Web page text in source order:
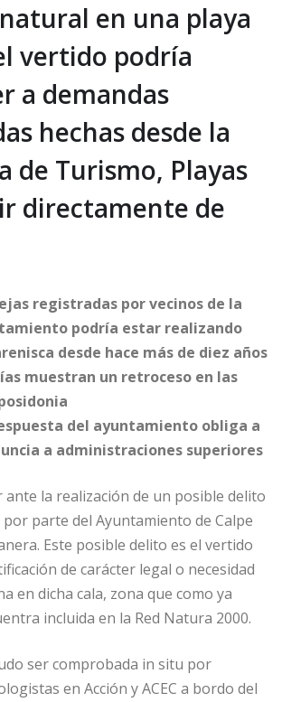
en una playa
vertido podría
a demandas
hechas desde la
de Turismo, Playas
directamente de
registradas por vecinos de la
podría estar realizando
desde hace más de diez años
muestran un retroceso en las
del ayuntamiento obliga a
a administraciones superiores
ante la realización de un posible delito
parte del Ayuntamiento de Calpe
Este posible delito es el vertido
de carácter legal o necesidad
en dicha cala, zona que como ya
incluida en la Red Natura 2000.
ser comprobada in situ por
en Acción y ACEC a bordo del